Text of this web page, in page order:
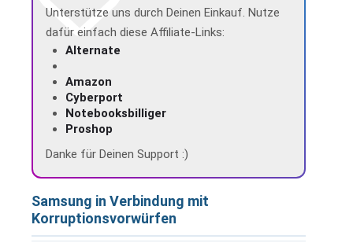
Unterstütze uns durch Deinen Einkauf. Nutze
dafür einfach diese Affiliate-Links:
Alternate
Amazon
Cyberport
Notebooksbilliger
Proshop
Danke für Deinen Support :)
Samsung in Verbindung mit
Korruptionsvorwürfen